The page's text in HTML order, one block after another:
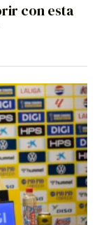
con esta